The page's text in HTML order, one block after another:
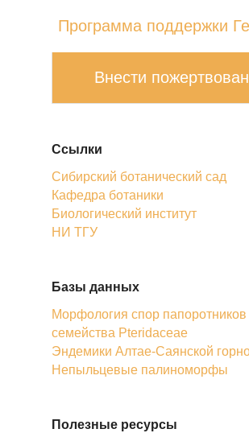
Программа поддержки
Внести
Ссылки
Сибирский ботанический сад
Кафедра ботаники
Биологический институт
НИ ТГУ
Базы данных
Морфология спор папоротников
семейства Pteridaceae
Эндемики Алтае-Саянской
Непыльцевые палиноморфы
Полезные ресурсы